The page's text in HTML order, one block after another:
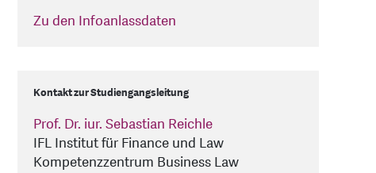
Zu den Infoanlassdaten
Kontakt zur Studiengangsleitung
Prof. Dr. iur. Sebastian Reichle
IFL Institut für Finance und Law
Kompetenzzentrum Business Law